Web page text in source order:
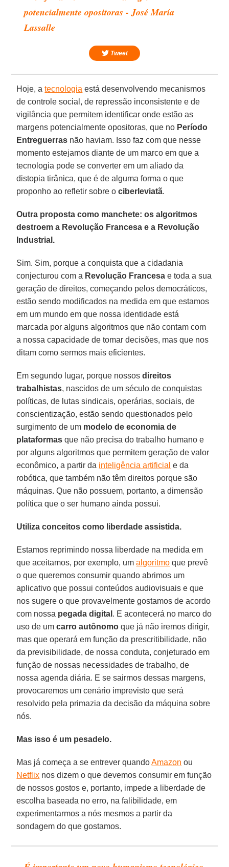
potencialmente opositoras - José María
Lassalle
Tweet
Hoje, atecnologia está desenvolvendo mecanismos
de controle social, de repressão inconsistente e de
vigilância que permitem identificar onde estão as
margens potencialmente opositoras, que no Período
Entreguerras não haviam. Isso faz com que nesse
momento estejamos diante de um marco em que a
tecnologia pode se converter em um aliado da
distopia tirânica, que é de alguma forma o que
proponho ao refletir sobre ociberleviatã.
Outra proposta como manchete: os algoritmos
destroem a Revolução Francesa e a Revolução
Industrial.
Sim. Sim, porque a conquista que a cidadania
conjecturou com a Revolução Francesa e toda a sua
geração de direitos, começando pelos democráticos,
estão sendo modificados na medida em que estamos
em um mundo em que nossa identidade está
marcada por alguns algoritmos que não contam com
a nossa capacidade de tomar decisões, mas que nos
ditam como sermos mais eficientes.
Em segundo lugar, porque nossosdireitos
trabalhistas, nascidos de um século de conquistas
políticas, de lutas sindicais, operárias, sociais, de
conscientização, estão sendo questionados pelo
surgimento de um modelo de economia de
plataformas que não precisa do trabalho humano e
por alguns algoritmos que permitem geração de valor
econômico, a partir da inteligência artificial e da
robótica, que também não têm direitos porque são
máquinas. Que não possuem, portanto, a dimensão
política que o ser humano ainda possui.
Utiliza conceitos como liberdade assistida.
Estamos reprimindo nossa liberdade na medida em
que aceitamos, por exemplo, umalgoritmo que prevê
o que queremos consumir quando abrimos um
aplicativo que possui conteúdos audiovisuais e que
nos sugere o que provavelmente gostamos de acordo
com nossa pegada digital . E acontecerá no marco do
uso de umcarro autônomo que já não iremos dirigir,
mas que operará em função da prescritibilidade, não
da previsibilidade, de nossa conduta, conjeturado em
função de nossas necessidades de trabalho, de
nossa agenda diária. E se sairmos dessas margens,
provocaremos um cenário imprevisto que será
resolvido pela primazia da decisão da máquina sobre
nós.
Mas isso é um pesadelo.
Mas já começa a se entrever quandoAmazon ou
Netflix nos dizem o que devemos consumir em função
de nossos gostos e, portanto, impede a liberdade de
escolha baseada no erro, na falibilidade, em
experimentarmos a nós mesmos a partir da
sondagem do que gostamos.